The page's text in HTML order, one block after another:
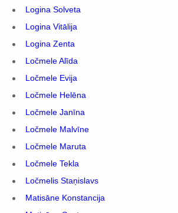
Logina Solveta
Logina Vitālija
Logina Zenta
Ločmele Alīda
Ločmele Evija
Ločmele Helēna
Ločmele Janīna
Ločmele Malvīne
Ločmele Maruta
Ločmele Tekla
Ločmelis Staņislavs
Matisāne Konstancija